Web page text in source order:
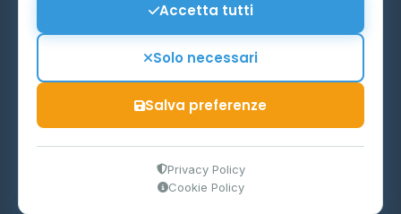
P.IVA 03859300364
Ministero delle Imprese e del Made in Italy
Accetta tutti
Solo necessari
Salva preferenze
Privacy Policy
Cookie Policy